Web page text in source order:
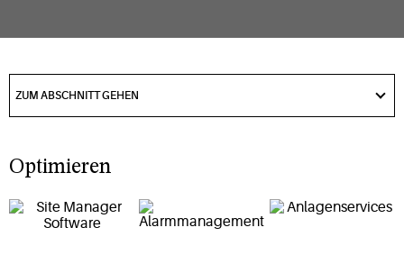
toZUM ABSCHNITT GEHEN
Optimieren